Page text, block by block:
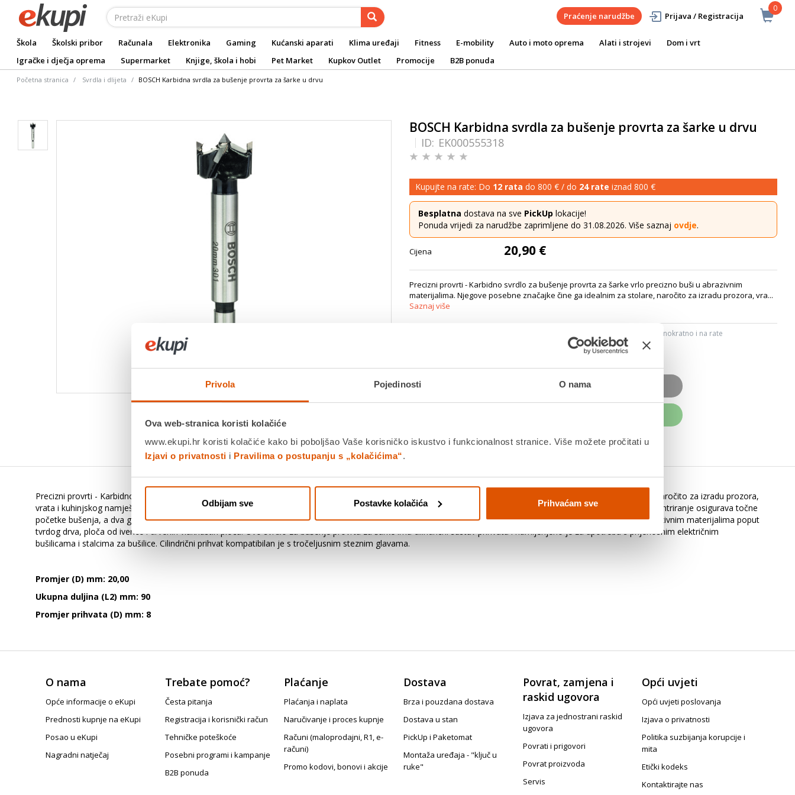
Privola Pojedinosti O nama
Ova web-stranica koristi kolačiće
www.ekupi.hr koristi kolačiće kako bi poboljšao Vaše korisničko iskustvo i funkcionalnost stranice. Više možete pročitati u
Izjavi o privatnosti i Pravilima o postupanju s „kolačićima“.
Odbijam sve Postavke kolačića Prihvaćam sve
0
Praćenje narudžbe Prijava / Registracija
Škola Školski pribor Računala Elektronika Gaming Kućanski aparati Klima uređaji Fitness E-mobility Auto i moto oprema Alati i strojevi
Dom i vrt
Igračke i dječja oprema
Supermarket Knjige, škola i hobi Pet Market Kupkov Outlet Promocije B2B ponuda
Početna stranica Svrdla i dlijeta BOSCH Karbidna svrdla za bušenje provrta za šarke u drvu
Povucite preko slike za zoom
BOSCH Karbidna svrdla za bušenje provrta za šarke u drvu
ID: EK000555318
Kupujte na rate: Do 12 rata do 800 € / do 24 rate iznad 800 €
Besplatna dostava na sve PickUp lokacije!
Ponuda vrijedi za narudžbe zaprimljene do 31.08.2026. Više saznaj ovdje.
Cijena 20,90 €
Precizni provrti - Karbidno svrdlo za bušenje provrta za šarke vrlo precizno buši u abrazivnim
materijalima. Njegove posebne značajke čine ga idealnim za stolare, naročito za izradu prozora, vra...
Saznaj više
Platite gotovinom pri preuzimanju, Internet bankarstvom, karticama jednokratno i na rate
PROIZVOD JE NEDOSTUPAN
Detalji proizvoda Specifikacije
Precizni provrti - Karbidno svrdlo za bušenje provrta za šarke vrlo precizno buši u abrazivnim materijalima. Njegove posebne značajke čine ga idealnim za stolare, naročito za izradu prozora,
vrata i kuhinjskog namještaja. Izrađeno od karbida s dijamantno brušenim rezačima od TC-a (volframov karbid), svrdlo postiže najbolje rezultate. Nadalje, vrh za centriranje osigurava točne
početke bušenja, a dva glavna i dva bočna rezača u materijalu buše slijepe provrte izuzetno točnih promjera bez kidanja materijala. Prikladno je za upotrebu u abrazivnim materijalima poput
tvrdog drva, ploča od iverice i drvenih vlaknastih ploča. Ovo svrdlo za bušenje provrta za šarke ima cilindrični sustav prihvata i namijenjeno je za upotrebu s prijenosnim električnim
bušilicama i stalcima za bušilice. Cilindrični prihvat kompatibilan je s tročeljusnim steznim glavama.
Promjer (D) mm: 20,00
Ukupna duljina (L2) mm: 90
Promjer prihvata (D) mm: 8
O nama
Opće informacije o eKupi
Prednosti kupnje na eKupi
Posao u eKupi
Nagradni natječaj
Trebate pomoć?
Česta pitanja
Registracija i korisnički račun
Tehničke poteškoće
Posebni programi i kampanje
B2B ponuda
Plaćanje
Plaćanja i naplata
Naručivanje i proces kupnje
Računi (maloprodajni, R1, e-
računi)
Promo kodovi, bonovi i akcije
Dostava
Brza i pouzdana dostava
Dostava u stan
PickUp i Paketomat
Montaža uređaja - "ključ u
ruke"
Povrat, zamjena i
raskid ugovora
Izjava za jednostrani raskid
ugovora
Povrati i prigovori
Povrat proizvoda
Servis
Opći uvjeti
Opći uvjeti poslovanja
Izjava o privatnosti
Politika suzbijanja korupcije i
mita
Etički kodeks
Kontaktirajte nas